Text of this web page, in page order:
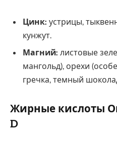
Цинк: устрицы,
кунжут.
Магний: листовые
мангольд), орехи
гречка, темный
Жирные кислоты
D